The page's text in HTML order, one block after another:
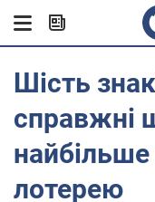
Шість
справжні
лотерею